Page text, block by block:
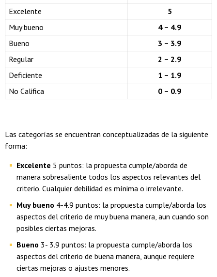
Excelente
5
Muy bueno
4 – 4.9
Bueno
3 – 3.9
Regular
2 – 2.9
Deficiente
1 – 1.9
No Califica
0 – 0.9
Las categorías se encuentran conceptualizadas de la siguiente
forma:
Excelente 5 puntos: la propuesta cumple/aborda de
manera sobresaliente todos los aspectos relevantes del
criterio. Cualquier debilidad es mínima o irrelevante.
Muy bueno 4-4.9 puntos: la propuesta cumple/aborda los
aspectos del criterio de muy buena manera, aun cuando son
posibles ciertas mejoras.
Bueno 3- 3.9 puntos: la propuesta cumple/aborda los
aspectos del criterio de buena manera, aunque requiere
ciertas mejoras o ajustes menores.